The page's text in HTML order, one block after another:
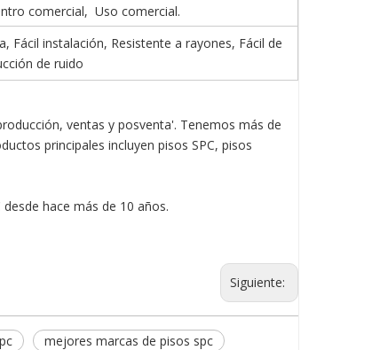
comercial, Uso comercial.
Fácil instalación, Resistente a rayones, Fácil de
de ruido
ventas y posventa'. Tenemos más de
principales incluyen pisos SPC, pisos
hace más de 10 años.
Siguiente:
mejores marcas de pisos spc